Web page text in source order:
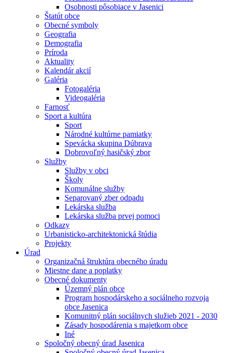
Osobnosti pôsobiace v Jasenici
Štatút obce
Obecné symboly
Geografia
Demografia
Príroda
Aktuality
Kalendár akcií
Galéria
Fotogaléria
Videogaléria
Farnosť
Sport a kultúra
Sport
Národné kultúrne pamiatky
Spevácka skupina Dúbrava
Dobrovoľný hasičský zbor
Služby
Služby v obci
Školy
Komunálne služby
Separovaný zber odpadu
Lekárska služba
Lekárska služba prvej pomoci
Odkazy
Urbanisticko-architektonická štúdia
Projekty
Úrad
Organizačná štruktúra obecného úradu
Miestne dane a poplatky
Obecné dokumenty
Územný plán obce
Program hospodárskeho a sociálneho rozvoja
obce Jasenica
Komunitný plán sociálnych služieb 2021 - 2030
Zásady hospodárenia s majetkom obce
Iné
Spoločný obecný úrad Jasenica